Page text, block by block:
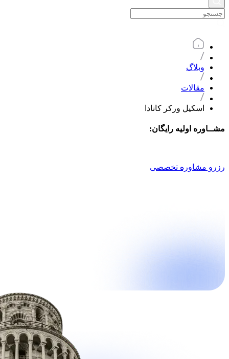
وبلاگ
مقالات
اسکیل ورکر کانادا
مشــاوره اولیه رایگان:
رزرو مشاوره تخصصی